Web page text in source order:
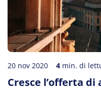
20 nov 2020 4 min. di
Cresce l’offerta